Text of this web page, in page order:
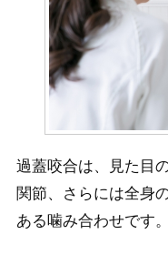
過蓋咬合は、見た目
関節、さらには全身
ある噛み合わせです。